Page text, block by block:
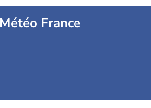
Météo France